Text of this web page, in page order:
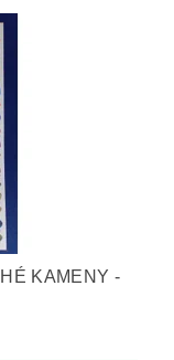
KAMENY -